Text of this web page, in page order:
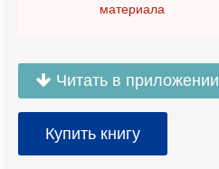
материала
Читать в приложении
Купить книгу